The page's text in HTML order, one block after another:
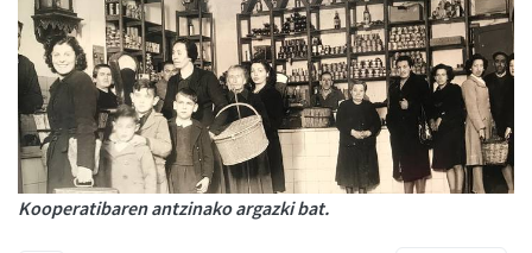
Kooperatibaren antzinako argazki bat.